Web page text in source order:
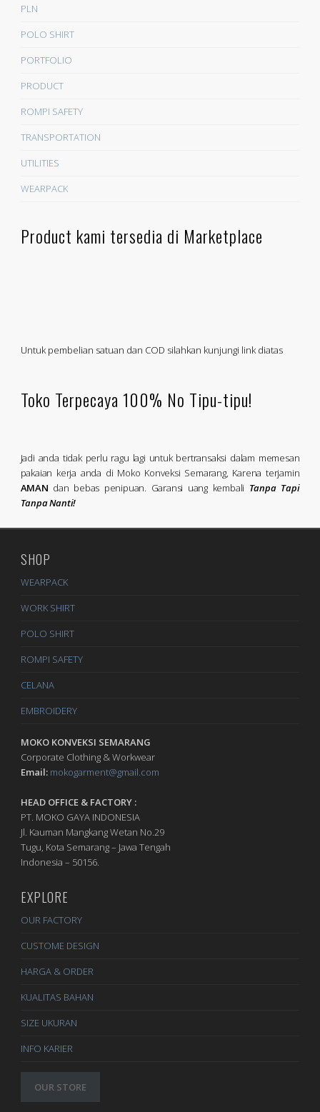
PLN
POLO SHIRT
PORTFOLIO
PRODUCT
ROMPI SAFETY
TRANSPORTATION
UTILITIES
WEARPACK
Product kami tersedia di Marketplace
Untuk pembelian satuan dan COD silahkan kunjungi link diatas
Toko Terpecaya 100% No Tipu-tipu!
Jadi anda tidak perlu ragu lagi untuk bertransaksi dalam memesan
pakaian kerja anda di Moko Konveksi Semarang, Karena terjamin
AMAN dan bebas penipuan. Garansi uang kembali Tanpa Tapi
Tanpa Nanti!
SHOP
WEARPACK
WORK SHIRT
POLO SHIRT
ROMPI SAFETY
CELANA
EMBROIDERY
MOKO KONVEKSI SEMARANG
Corporate Clothing & Workwear
Email: mokogarment@gmail.com
HEAD OFFICE & FACTORY :
PT. MOKO GAYA INDONESIA
Jl. Kauman Mangkang Wetan No.29
Tugu, Kota Semarang – Jawa Tengah
Indonesia – 50156.
EXPLORE
OUR FACTORY
CUSTOME DESIGN
HARGA & ORDER
KUALITAS BAHAN
SIZE UKURAN
INFO KARIER
OUR STORE